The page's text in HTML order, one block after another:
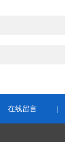
在线留言 |